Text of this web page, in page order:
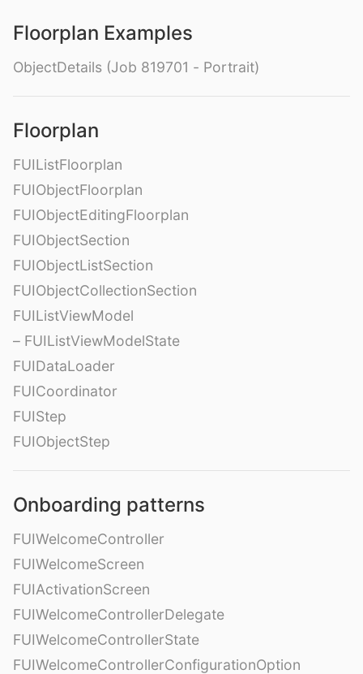
Floorplan Examples
ObjectDetails (Job 819701 - Portrait)
Floorplan
FUIListFloorplan
FUIObjectFloorplan
FUIObjectEditingFloorplan
FUIObjectSection
FUIObjectListSection
FUIObjectCollectionSection
FUIListViewModel
– FUIListViewModelState
FUIDataLoader
FUICoordinator
FUIStep
FUIObjectStep
Onboarding patterns
FUIWelcomeController
FUIWelcomeScreen
FUIActivationScreen
FUIWelcomeControllerDelegate
FUIWelcomeControllerState
FUIWelcomeControllerConfigurationOption